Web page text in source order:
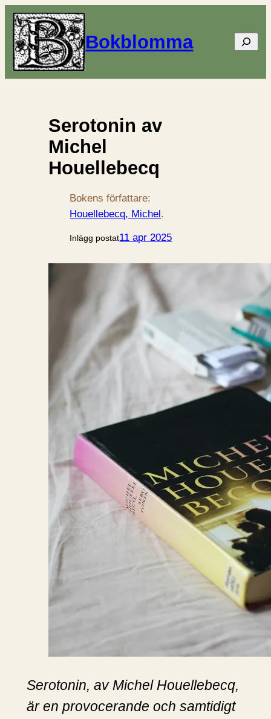
Bokblomma Sök
Serotonin av
Michel
Houellebecq
Bokens författare:
Houellebecq, Michel .
Inlägg postat11 apr 2025
Serotonin, av Michel Houellebecq,
är en provocerande och samtidigt